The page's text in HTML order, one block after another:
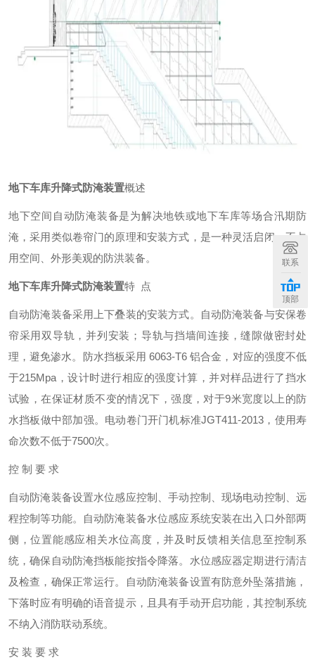
地下车库升降式防淹装置概述
地下空间自动防淹装备是为解决地铁或地下车库等场合汛期防
淹，采用类似卷帘门的原理和安装方式，是一种灵活启闭、不占
用空间、外形美观的防洪装备。
地下车库升降式防淹装置特 点
自动防淹装备采用上下叠装的安装方式。自动防淹装备与安保卷
帘采用双导轨，并列安装；导轨与挡墙间连接，缝隙做密封处
理，避免渗水。防水挡板采用 6063-T6 铝合金，对应的强度不低
于215Mpa，设计时进行相应的强度计算，并对样品进行了挡水
试验，在保证材质不变的情况下，强度，对于9米宽度以上的防
水挡板做中部加强。电动卷门开门机标准JGT411-2013，使用寿
命次数不低于7500次。
控 制 要 求
自动防淹装备设置水位感应控制、手动控制、现场电动控制、远
程控制等功能。自动防淹装备水位感应系统安装在出入口外部两
侧，位置能感应相关水位高度，并及时反馈相关信息至控制系
统，确保自动防淹挡板能按指令降落。水位感应器定期进行清洁
及检查，确保正常运行。自动防淹装备设置有防意外坠落措施，
下落时应有明确的语音提示，且具有手动开启功能，其控制系统
不纳入消防联动系统。
安 装 要 求
联系
顶部